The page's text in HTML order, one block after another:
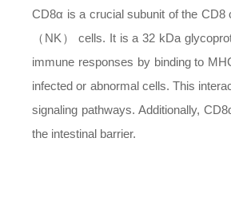
CD8α is a crucial subunit of the
（NK） cells. It is a 32 kDa
immune responses by binding to
infected or abnormal cells. This
signaling pathways. Additionally,
the intestinal barrier.